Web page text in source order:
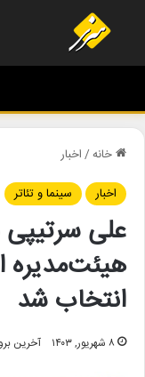
خانه/اخبار
اخبار
سینما و تئاتر
علی
انتخاب شد
۸ شهریور, ۱۴۰۳ آخرین